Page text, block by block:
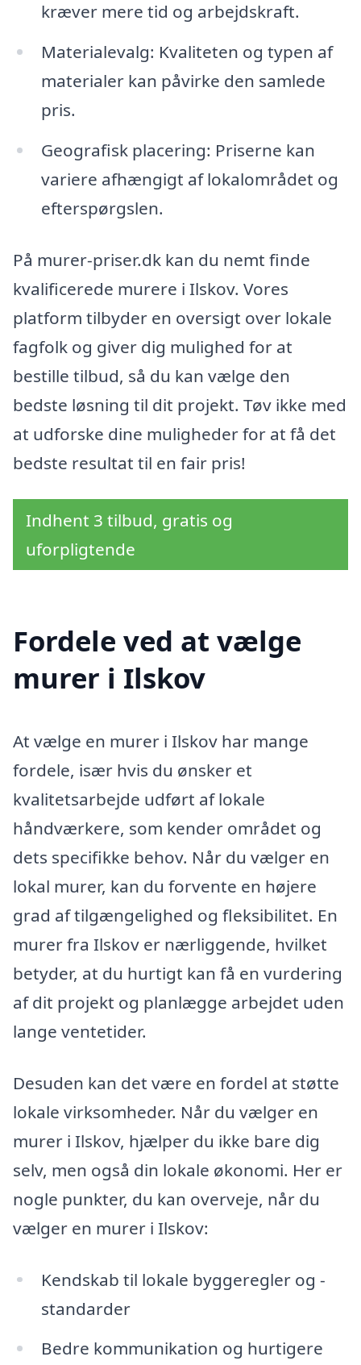
kræver mere tid og arbejdskraft.
Materialevalg: Kvaliteten og typen af
materialer kan påvirke den samlede
pris.
Geografisk placering: Priserne kan
variere afhængigt af lokalområdet og
efterspørgslen.
På murer-priser.dk kan du nemt finde
kvalificerede murere i Ilskov. Vores
platform tilbyder en oversigt over lokale
fagfolk og giver dig mulighed for at
bestille tilbud, så du kan vælge den
bedste løsning til dit projekt. Tøv ikke med
at udforske dine muligheder for at få det
bedste resultat til en fair pris!
Indhent 3 tilbud, gratis og
uforpligtende
Fordele ved at vælge
murer i Ilskov
At vælge en murer i Ilskov har mange
fordele, især hvis du ønsker et
kvalitetsarbejde udført af lokale
håndværkere, som kender området og
dets specifikke behov. Når du vælger en
lokal murer, kan du forvente en højere
grad af tilgængelighed og fleksibilitet. En
murer fra Ilskov er nærliggende, hvilket
betyder, at du hurtigt kan få en vurdering
af dit projekt og planlægge arbejdet uden
lange ventetider.
Desuden kan det være en fordel at støtte
lokale virksomheder. Når du vælger en
murer i Ilskov, hjælper du ikke bare dig
selv, men også din lokale økonomi. Her er
nogle punkter, du kan overveje, når du
vælger en murer i Ilskov:
Kendskab til lokale byggeregler og -
standarder
Bedre kommunikation og hurtigere